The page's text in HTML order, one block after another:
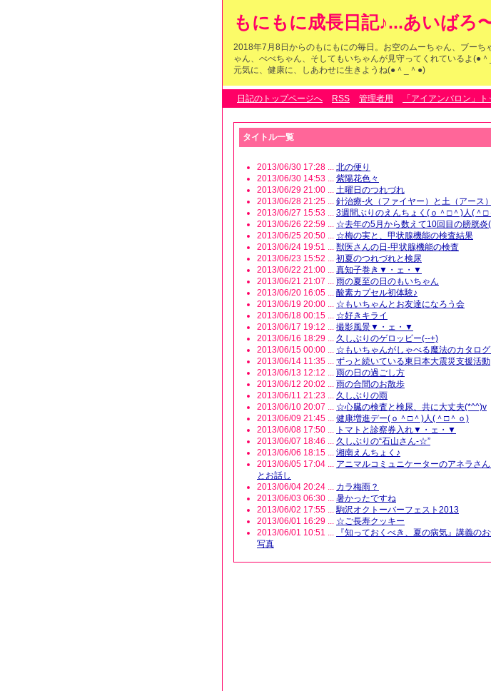
もにもに成長日記♪...あいばろ
2018年7月8日からのもにもにの毎日。お空のムーちゃん、ブーち
ゃん、べべちゃん、そしてもいちゃんが見守ってくれているよ(●＾
元気に、健康に、しあわせに生きようね(●＾_＾●)
日記のトップページへ RSS 管理者用 「アイアンバロン」
タイトル一覧
2013/06/30 17:28 ... 北の便り
2013/06/30 14:53 ... 紫陽花色々
2013/06/29 21:00 ... 土曜日のつれづれ
2013/06/28 21:25 ... 針治療-火（ファイヤー）と土（アース）
2013/06/27 15:53 ... 3週間ぶりのえんちょく(ｏ＾□＾)人(＾□
2013/06/26 22:59 ... ☆去年の5月から数えて10回目の膀胱
2013/06/25 20:50 ... ☆梅の実と、甲状腺機能の検査結果
2013/06/24 19:51 ... 獣医さんの日-甲状腺機能の検査
2013/06/23 15:52 ... 初夏のつれづれと検尿
2013/06/22 21:00 ... 真知子巻き▼・ェ・▼
2013/06/21 21:07 ... 雨の夏至の日のもいちゃん
2013/06/20 16:05 ... 酸素カプセル初体験♪
2013/06/19 20:00 ... ☆もいちゃんとお友達になろう会
2013/06/18 00:15 ... ☆好きキライ
2013/06/17 19:12 ... 撮影風景▼・ェ・▼
2013/06/16 18:29 ... 久しぶりのゲロッピー(--+)
2013/06/15 00:00 ... ☆もいちゃんがしゃべる魔法のカタ
2013/06/14 11:35 ... ずっと続いている東日本大震災支援活動
2013/06/13 12:12 ... 雨の日の過ごし方
2013/06/12 20:02 ... 雨の合間のお散歩
2013/06/11 21:23 ... 久しぶりの雨
2013/06/10 20:07 ... ☆心臓の検査と検尿、共に大丈夫(*^^)v
2013/06/09 21:45 ... 健康増進デー(ｏ＾□＾)人(＾□＾ｏ)
2013/06/08 17:50 ... トマトと診察券入れ▼・ェ・▼
2013/06/07 18:46 ... 久しぶりの“石山さん-☆”
2013/06/06 18:15 ... 湘南えんちょく♪
2013/06/05 17:04 ... アニマルコミュニケーターのアネラさ
とお話し
2013/06/04 20:24 ... カラ梅雨？
2013/06/03 06:30 ... 暑かったですね
2013/06/02 17:55 ...駒沢オクトーバーフェスト2013
2013/06/01 16:29 ... ☆ご長寿クッキー
2013/06/01 10:51 ...
『知っておくべき、夏の病気』講義の
写真